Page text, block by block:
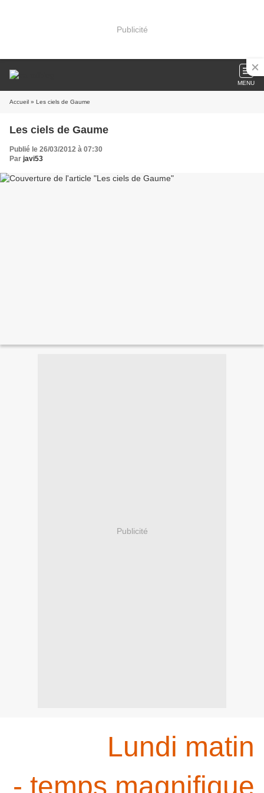
Publicité
MENU
Accueil » Les ciels de Gaume
Les ciels de Gaume
Publié le 26/03/2012 à 07:30
Par javi53
Publicité
Lundi matin
- temps magnifique